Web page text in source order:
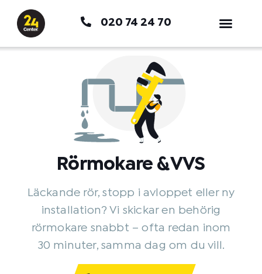
innehåll
020 74 24 70
Rörmokare & VVS
Läckande rör, stopp i avloppet eller ny
installation? Vi skickar en behörig
rörmokare snabbt – ofta redan inom
30 minuter, samma dag om du vill.